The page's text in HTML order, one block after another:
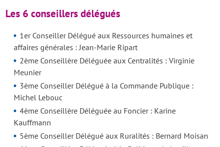
Les 6 conseillers délégués
1er Conseiller Délégué aux Ressources humaines et
affaires générales : Jean-Marie Ripart
2ème Conseillère Déléguée aux Centralités : Virginie
Meunier
3ème Conseiller Délégué à la Commande Publique :
Michel Lebouc
4ème Conseillère Déléguée au Foncier : Karine
Kauffmann
5ème Conseiller Délégué aux Ruralités : Bernard Moisan